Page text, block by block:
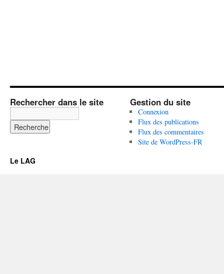
Rechercher dans le site Gestion du site
Connexion
Flux des publications
Flux des commentaires
Site de WordPress-FR
Le LAG